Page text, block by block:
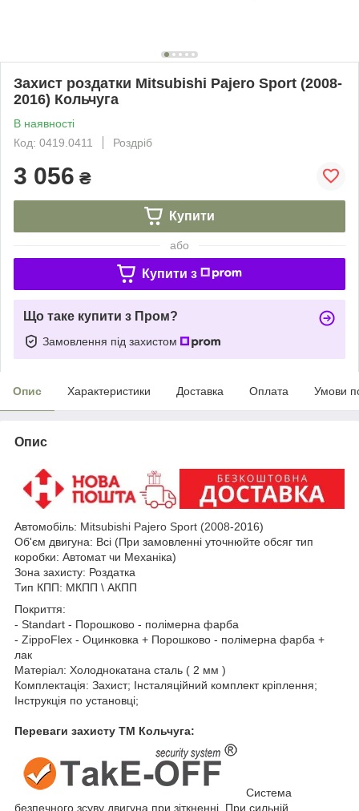
Захист роздатки Mitsubishi Pajero Sport (2008-
2016) Кольчуга
В наявності
Код: 0419.0411
Роздріб
3 056 ₴
Купити
або
Купити з
Що таке купити з Пром?
Замовлення під захистом
Опис Характеристики Доставка Оплата Умови
Опис
Автомобіль: Mitsubishi Pajero Sport (2008-2016)
Об'єм двигуна: Всі (При замовленні уточнюйте обсяг тип
коробки: Автомат чи Механіка)
Зона захисту: Роздатка
Тип КПП: МКПП \ АКПП
Покриття:
- Standart - Порошково - полімерна фарба
- ZippoFlex - Оцинковка + Порошково - полімерна фарба +
лак
Матеріал: Холоднокатана сталь ( 2 мм )
Комплектація: Захист; Інсталяційний комплект кріплення;
Інструкція по установці;
Переваги захисту ТМ Кольчуга:
Система
безпечного зсуву двигуна при зіткненні. При сильній